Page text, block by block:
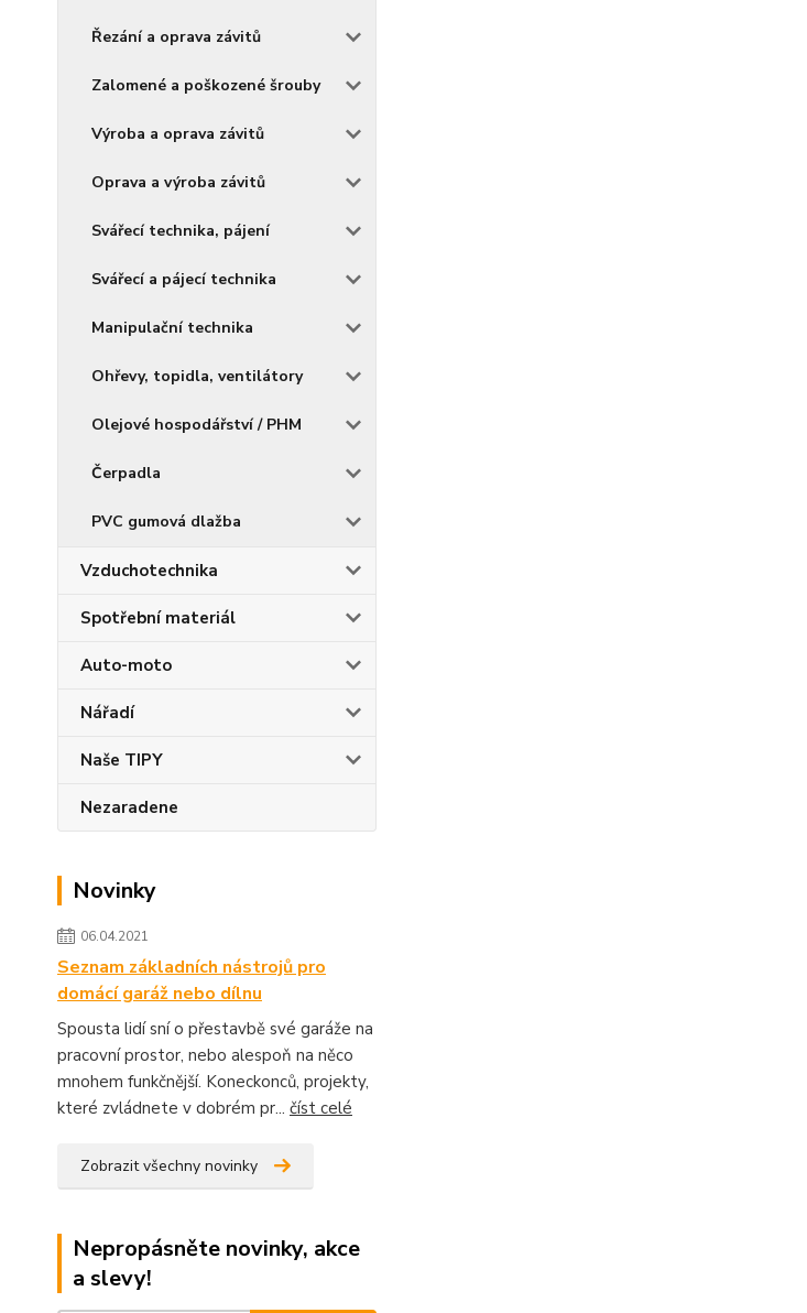
Řezání a oprava závitů
Zalomené a poškozené šrouby
Výroba a oprava závitů
Oprava a výroba závitů
Svářecí technika, pájení
Svářecí a pájecí technika
Manipulační technika
Ohřevy, topidla, ventilátory
Olejové hospodářství / PHM
Čerpadla
PVC gumová dlažba
Vzduchotechnika
Spotřební materiál
Auto-moto
Nářadí
Naše TIPY
Nezaradene
Novinky
06.04.2021
Seznam základních nástrojů pro
domácí garáž nebo dílnu
Spousta lidí sní o přestavbě své garáže na
pracovní prostor, nebo alespoň na něco
mnohem funkčnější. Koneckonců, projekty,
které zvládnete v dobrém pr... číst celé
Zobrazit všechny novinky
Nepropásněte novinky, akce
a slevy!